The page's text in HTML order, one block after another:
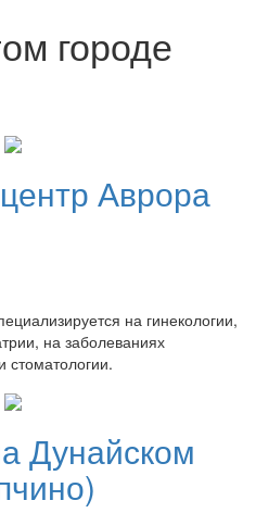
городе
центр Аврора
на гинекологии,
на заболеваниях
стоматологии.
Дунайском